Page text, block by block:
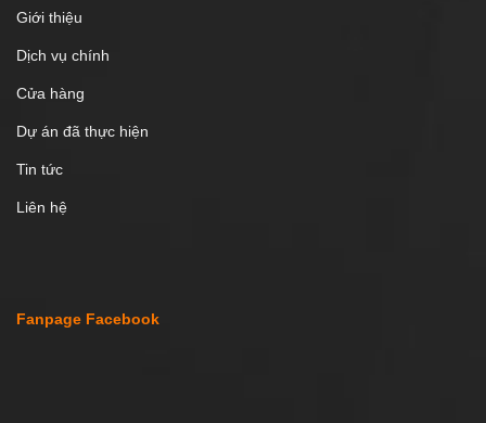
Giới thiệu
Dịch vụ chính
Cửa hàng
Dự án đã thực hiện
Tin tức
Liên hệ
Fanpage Facebook